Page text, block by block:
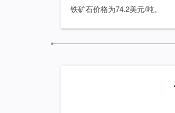
铁矿石价格为74.2美元/吨。